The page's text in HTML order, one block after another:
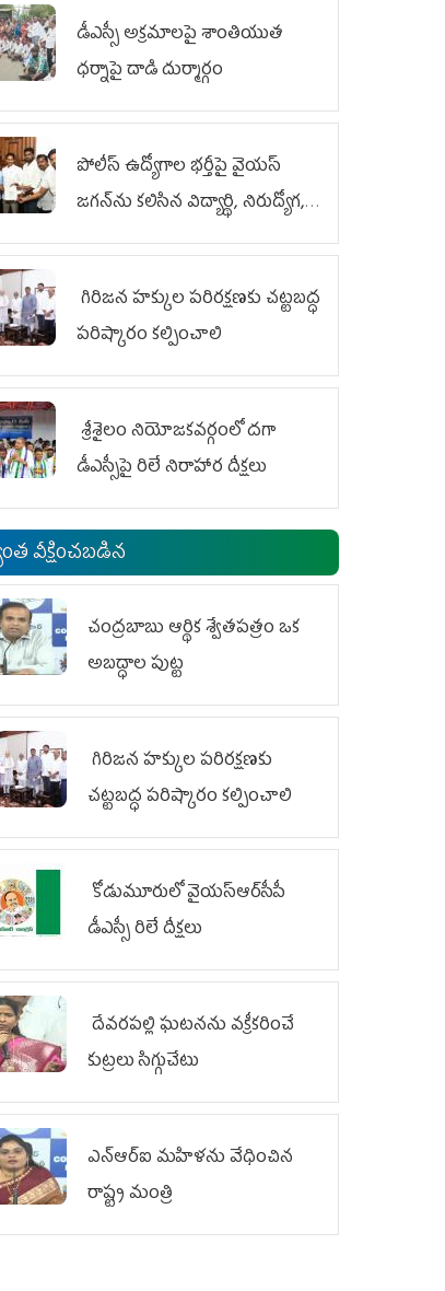
డీఎస్సీ అక్రమాలపై శాంతియుత
ధర్నాపై దాడి దుర్మార్గం
పోలీస్ ఉద్యోగాల భర్తీపై వైయస్
జగన్‌ను కలిసిన విద్యార్థి, నిరుద్యోగ,
యువజన జేఏసీ
గిరిజన హక్కుల పరిరక్షణకు చట్టబద్ధ
పరిష్కారం కల్పించాలి
శ్రీశైలం నియోజకవర్గంలో దగా
డీఎస్సీపై రిలే నిరాహార దీక్షలు
వీక్షించబడిన
చంద్రబాబు ఆర్థిక శ్వేతపత్రం ఒక
అబద్ధాల పుట్ట
గిరిజన హక్కుల పరిరక్షణకు
చట్టబద్ధ పరిష్కారం కల్పించాలి
కోడుమూరులో వైయ‌స్ఆర్‌సీపీ
డీఎస్సీ రిలే దీక్షలు
దేవరపల్లి ఘటనను వక్రీకరించే
కుట్రలు సిగ్గుచేటు
ఎన్‌ఆర్‌ఐ మహిళను వేధించిన
రాష్ట్ర మంత్రి